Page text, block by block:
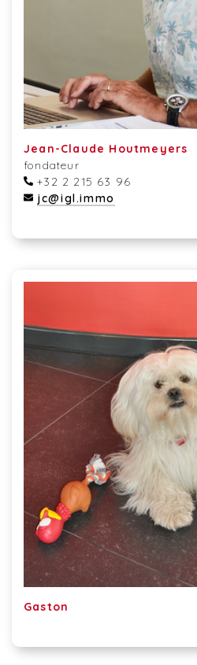
Jean-Claude Houtmeyers
fondateur
+32 2 215 63 96
jc@igl.immo
Gaston